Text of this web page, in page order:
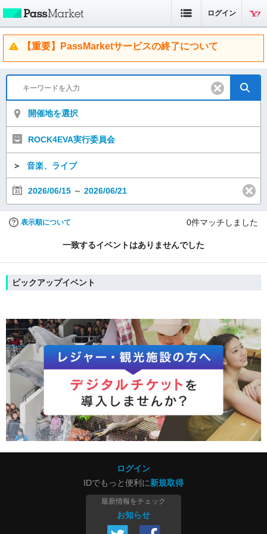
ログイン
【重要】PassMarketサービスの終了について
開催地を選択
ROCK4EVA実行委員会
＞ 音楽、ライブ
2026/06/15 ～ 2026/06/21
表示順について 0件マッチしました
一致するイベントはありませんでした
ピックアップイベント
ログイン
IDでもっと便利に新規取得
最新情報をチェック
お知らせ